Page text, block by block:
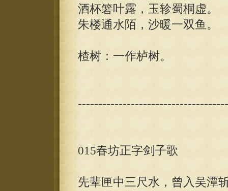
酒杯箬叶露，玉轸蜀桐虚。
朱楼通水陌，沙暖一双鱼。
楂树：一作栌树。
015春坊正字剑子歌
先辈匣中三尺水，曾入吴潭